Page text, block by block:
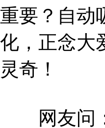
重要？自动
化，正念大
灵奇！
网友问：